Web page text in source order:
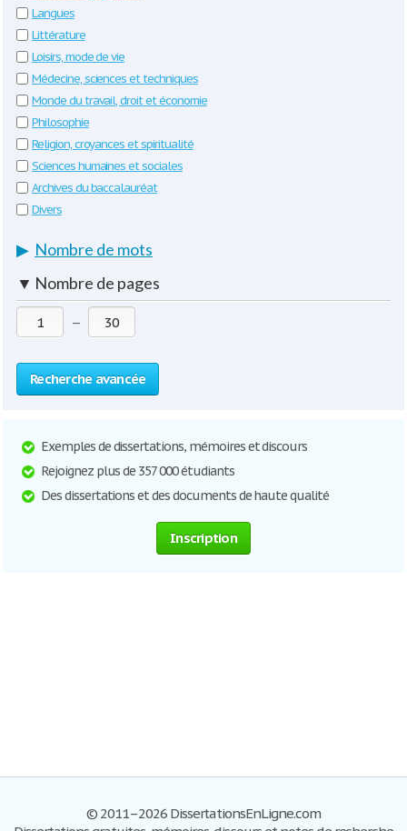
Langues
Littérature
Loisirs, mode de vie
Médecine, sciences et techniques
Monde du travail, droit et économie
Philosophie
Religion, croyances et spiritualité
Sciences humaines et sociales
Archives du baccalauréat
Divers
▶ Nombre de mots
▼ Nombre de pages
—
Recherche avancée
Exemples de dissertations, mémoires et discours
Rejoignez plus de 357 000 étudiants
Des dissertations et des documents de haute qualité
Inscription
© 2011–2026 DissertationsEnLigne.com